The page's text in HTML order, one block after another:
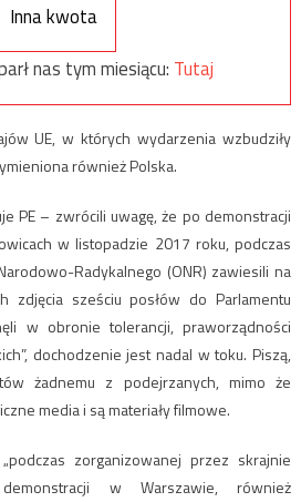
Inna kwota
nas tym miesiącu: Tutaj
UE, w których wydarzenia wzbudziły
również Polska.
PE – zwrócili uwagę, że po demonstracji
w listopadzie 2017 roku, podczas
Radykalnego (ONR) zawiesili na
zdjęcia sześciu posłów do Parlamentu
w obronie tolerancji, praworządności
dochodzenie jest nadal w toku. Piszą,
żadnemu z podejrzanych, mimo że
media i są materiały filmowe.
zorganizowanej przez skrajnie
w Warszawie, również